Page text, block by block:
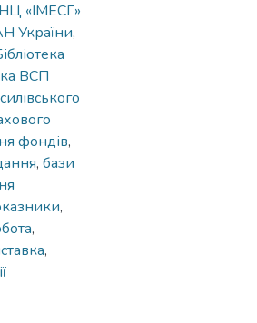
«ІМЕСГ»
України,
ВСП
фондів,
, бази
,
,
,